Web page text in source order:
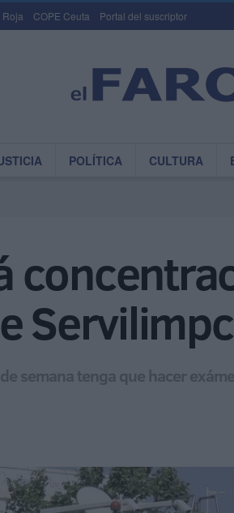
Roja COPE Ceuta Portal del suscriptor
POLÍTICA CULTURA
semana tenga que hacer